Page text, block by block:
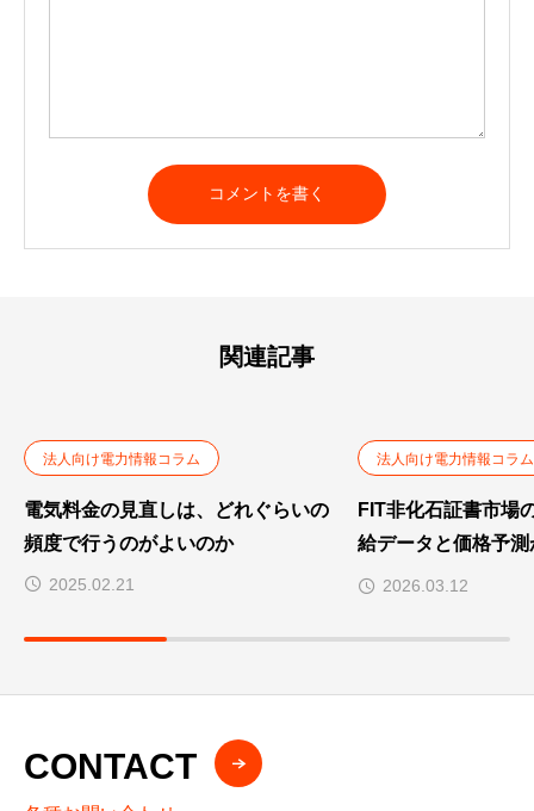
関連記事
法人向け電力情報コラム
電気料金の見直しは、どれぐらいの
頻度で行うのがよいのか
2025.02.21
法人向け電力情報コラム
FIT非化石証書市場の
給データと価格予
造の変化
2026.03.12
CONTACT